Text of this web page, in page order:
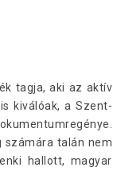
tagja, aki az aktív
kiválóak, a Szent-
számára talán nem
hallott, magyar